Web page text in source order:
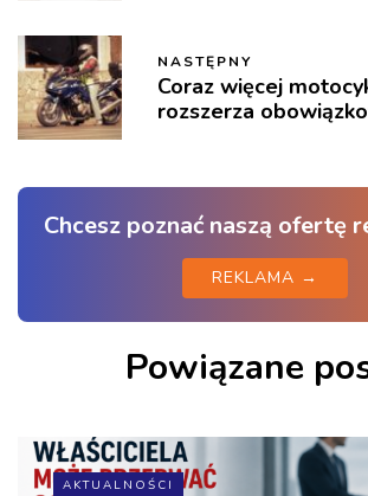
NASTĘPNY
Coraz więcej
rozszerza
Chcesz poznać naszą ofertę
REKLAMA →
Powiązane
AKTUALNOŚCI